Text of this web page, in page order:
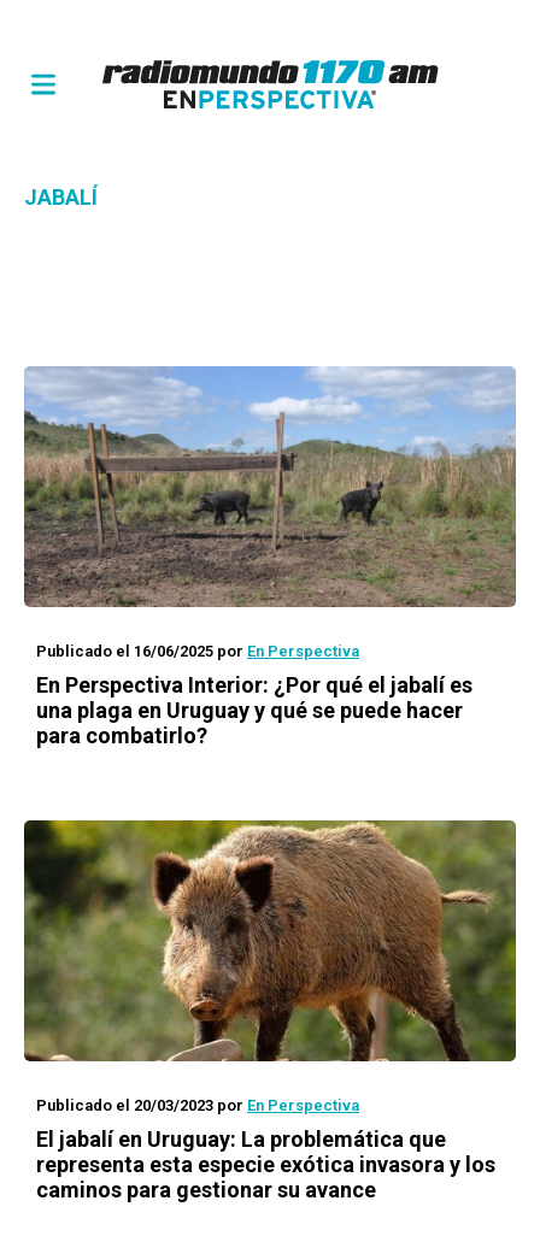
JABALÍ
Publicado el 16/06/2025 por En Perspectiva
En Perspectiva Interior: ¿Por qué el jabalí es
una plaga en Uruguay y qué se puede hacer
para combatirlo?
Publicado el 20/03/2023 por En Perspectiva
El jabalí en Uruguay: La problemática que
representa esta especie exótica invasora y los
caminos para gestionar su avance